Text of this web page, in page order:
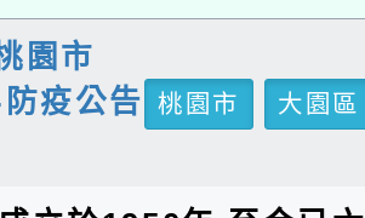
園市
疫公告
桃園市
大園區